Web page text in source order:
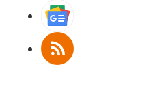
RSS